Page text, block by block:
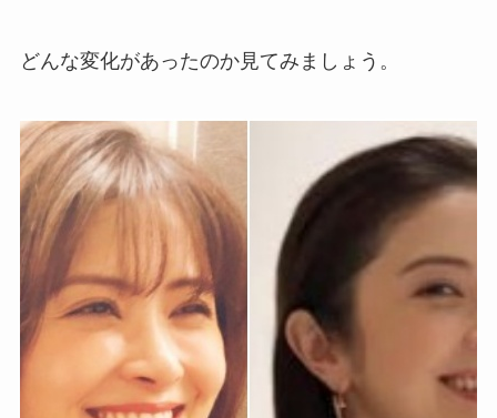
どんな変化があったのか見てみましょう。